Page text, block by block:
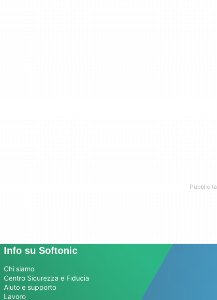
Info su Softonic
Chi siamo
Centro Sicurezza e Fiducia
Aiuto e supporto
Lavoro